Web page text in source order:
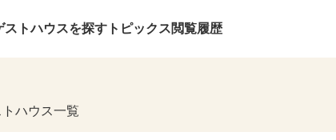
ストハウスを探す トピックス閲覧履歴
ハウス一覧